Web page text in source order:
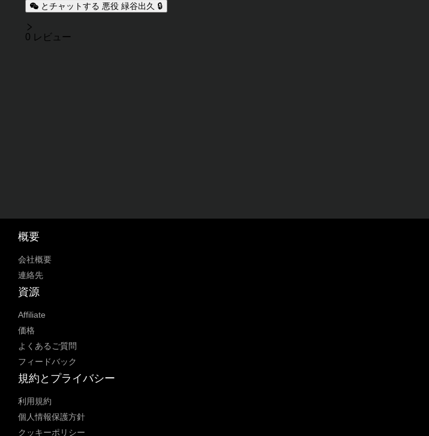
とチャットする 悪役 緑谷出久 🔒
レビュー
0 レビュー
概要
会社概要
連絡先
資源
Affiliate
価格
よくあるご質問
フィードバック
規約とプライバシー
利用規約
個人情報保護方針
クッキーポリシー